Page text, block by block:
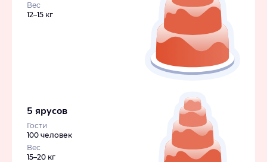
Вес
12–15 кг
5 ярусов
Гости
100 человек
Вес
15–20 кг